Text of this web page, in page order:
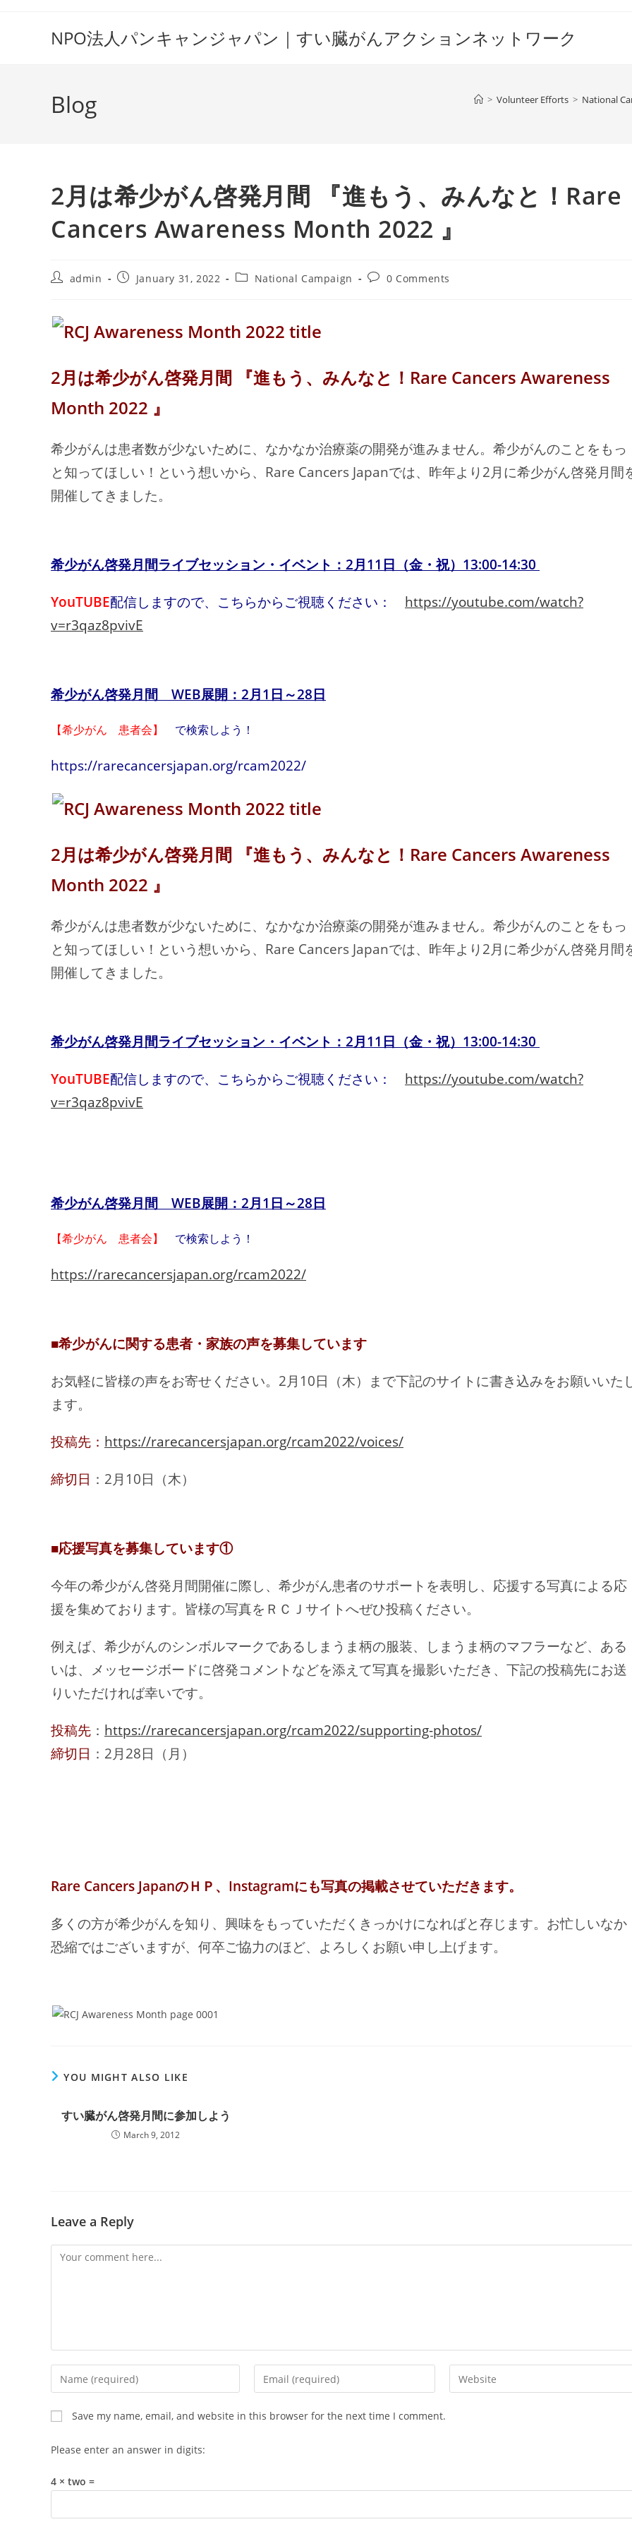
NPO法人パンキャンジャパン｜すい臓がんアクションネットワーク
Blog > Volunteer Efforts > National
2月は希少がん啓発月間 『進もう、みんなと！Rare
Cancers Awareness Month 2022 』
Postadmin
PostJanuary 31, 2022
PostNational Campaign
Post0 Comments
2月は希少がん啓発月間 『進もう、みんなと！Rare Cancers Awareness
Month 2022 』
希少がんは患者数が少ないために、なかなか治療薬の開発が進みません。希少がんのことをもっ
と知ってほしい！という想いから、Rare Cancers Japanでは、昨年より2月に希少がん啓発月間
開催してきました。
希少がん啓発月間ライブセッション ・イベント：2月11日（金・祝）13:00-14:30
YouTUBE配信しますので、こちらからご視聴ください：
https://youtube.com/watch?
v=r3qaz8pvivE
希少がん啓発月間 WEB展開：2月1日～28日
【希少がん 患者会】 で検索しよう！
https://rarecancersjapan.org/rcam2022/
2月は希少がん啓発月間 『進もう、みんなと！Rare Cancers Awareness
Month 2022 』
希少がんは患者数が少ないために、なかなか治療薬の開発が進みません。希少がんのことをもっ
と知ってほしい！という想いから、Rare Cancers Japanでは、昨年より2月に希少がん啓発月間
開催してきました。
希少がん啓発月間ライブセッション ・イベント：2月11日（金・祝）13:00-14:30
YouTUBE配信しますので、こちらからご視聴ください：
https://youtube.com/watch?
v=r3qaz8pvivE
希少がん啓発月間 WEB展開：2月1日～28日
【希少がん 患者会】 で検索しよう！
https://rarecancersjapan.org/rcam2022/
■希少がんに関する患者・家族の声を募集しています
お気軽に皆様の声をお寄せください。2月10日（木）まで下記のサイトに書き込みをお願いいた
ます。
投稿先： https://rarecancersjapan.org/rcam2022/voices/
締切日 ：2月10日（木）
■応援写真を募集しています①
今年の希少がん啓発月間開催に際し、希少がん患者のサポートを表明し、応援する写真による応
援を集めております。皆様の写真をＲＣＪサイトへぜひ投稿ください。
例えば、希少がんのシンボルマークであるしまうま柄の服装、しまうま柄のマフラーなど、ある
いは、メッセージボードに啓発コメントなどを添えて写真を撮影いただき、下記の投稿先にお送
りいただければ幸いです。
投稿先 ： https://rarecancersjapan.org/rcam2022/supporting-photos/
締切日 ：2月28日（月）
Rare Cancers JapanのＨＰ、Instagramにも写真の掲載させていただきます。
多くの方が希少がんを知り、興味をもっていただくきっかけになればと存じます。お忙しいなか
恐縮ではございますが、何卒ご協力のほど、よろしくお願い申し上げます。
YOU MIGHT ALSO LIKE
すい臓がん啓発月間に参加しよう
March 9, 2012
Leave a Reply
Comment
Enter
your
name
or
username
comment
Enter
your
Enter
your
Save my name, email, and website in this browser for the next time I comment.
Please enter an answer in digits:
4 × two =